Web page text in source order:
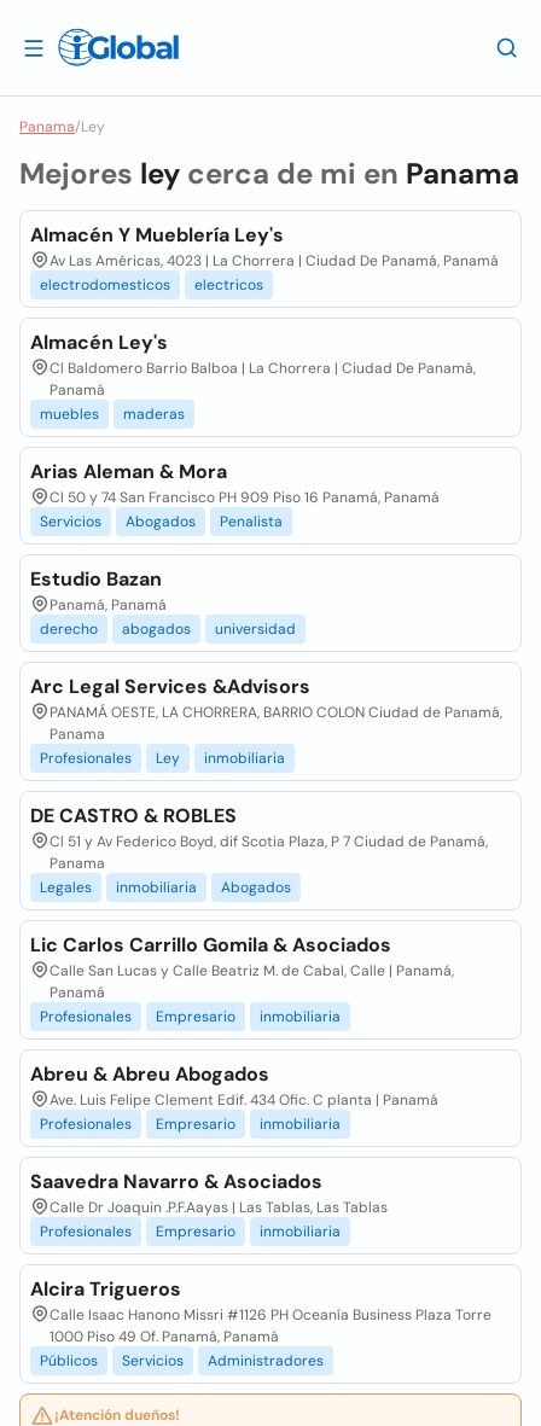
Panama/Ley
Mejores ley cerca de mi en Panama
Almacén Y Mueblería Ley's
Av Las Américas, 4023 | La Chorrera | Ciudad De Panamá, Panamá
electrodomesticos
electricos
Almacén Ley's
Cl Baldomero Barrio Balboa | La Chorrera | Ciudad De Panamá,
Panamá
muebles
maderas
Arias Aleman & Mora
Cl 50 y 74 San Francisco PH 909 Piso 16 Panamá, Panamá
Servicios
Abogados Penalista
Estudio Bazan
Panamá, Panamá
derecho
abogados universidad
Arc Legal Services &Advisors
PANAMÁ OESTE, LA CHORRERA, BARRIO COLON Ciudad de Panamá,
Panama
Profesionales
Ley inmobiliaria
DE CASTRO & ROBLES
Cl 51 y Av Federico Boyd, dif Scotia Plaza, P 7 Ciudad de Panamá,
Panama
Legales
inmobiliaria Abogados
Lic Carlos Carrillo Gomila & Asociados
Calle San Lucas y Calle Beatriz M. de Cabal, Calle | Panamá,
Panamá
Profesionales
Empresario inmobiliaria
Abreu & Abreu Abogados
Ave. Luis Felipe Clement Edif. 434 Ofic. C planta | Panamá
Profesionales
Empresario inmobiliaria
Saavedra Navarro & Asociados
Calle Dr Joaquin .P.F.Aayas | Las Tablas, Las Tablas
Profesionales
Empresario inmobiliaria
Alcira Trigueros
Calle Isaac Hanono Missri #1126 PH Oceanía Business Plaza Torre
1000 Piso 49 Of. Panamá, Panamá
Públicos
Servicios Administradores
¡Atención dueños!